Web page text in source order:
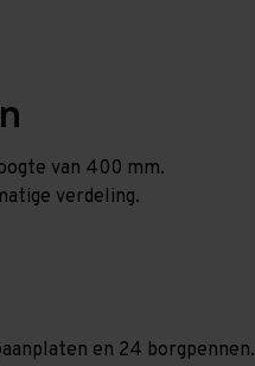
van 400 mm.
verdeling.
en 24 borgpennen.